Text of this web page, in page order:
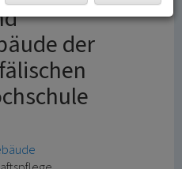
der